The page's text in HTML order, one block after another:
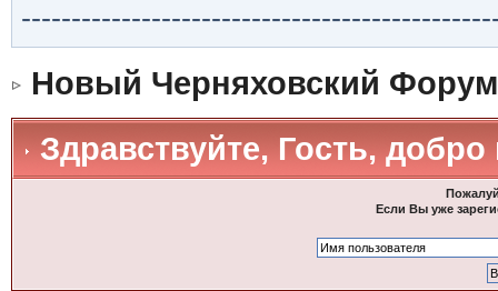
Новый Черняховский Форум
Здравствуйте, Гость,
Если Вы уже